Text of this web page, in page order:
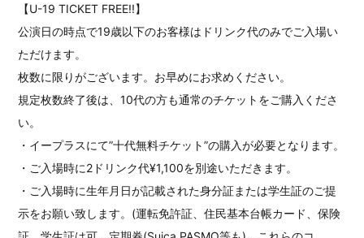
【U-19 TICKET FREE!!】
公演日の時点で19歳以下のお客様はドリンク代のみでご入場い
ただけます。
枚数に限りがございます。お早めにお求めください。
規定枚数終了後は、10代の方も通常のチケットをご購入くださ
い。
・イープラスにて”十代無料チケット”の購入が必要となります。
・ご入場時に2ドリンク代¥1,100を別途いただきます。
・ご入場時に生年月日が記載された身分証または学生証のご提
示をお願い致します。(運転免許証、住民基本台帳カード、保険